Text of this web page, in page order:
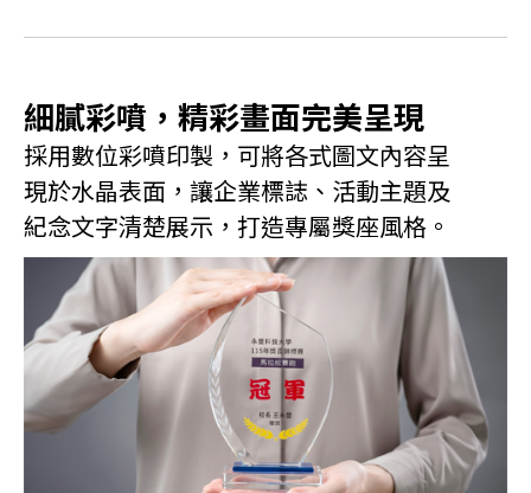
細膩彩噴，精彩畫面完美呈現
採用數位彩噴印製，可將各式圖文內容呈
現於水晶表面，讓企業標誌、活動主題及
紀念文字清楚展示，打造專屬獎座風格。